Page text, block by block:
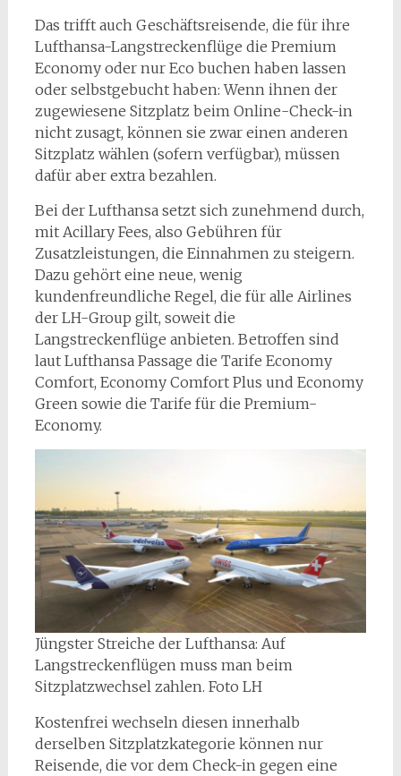
Das trifft auch Geschäftsreisende, die für ihre
Lufthansa-Langstreckenflüge die Premium
Economy oder nur Eco buchen haben lassen
oder selbstgebucht haben: Wenn ihnen der
zugewiesene Sitzplatz beim Online-Check-in
nicht zusagt, können sie zwar einen anderen
Sitzplatz wählen (sofern verfügbar), müssen
dafür aber extra bezahlen.
Bei der Lufthansa setzt sich zunehmend durch,
mit Acillary Fees, also Gebühren für
Zusatzleistungen, die Einnahmen zu steigern.
Dazu gehört eine neue, wenig
kundenfreundliche Regel, die für alle Airlines
der LH-Group gilt, soweit die
Langstreckenflüge anbieten. Betroffen sind
laut Lufthansa Passage die Tarife Economy
Comfort, Economy Comfort Plus und Economy
Green sowie die Tarife für die Premium-
Economy.
Jüngster Streiche der Lufthansa: Auf
Langstreckenflügen muss man beim
Sitzplatzwechsel zahlen. Foto LH
Kostenfrei wechseln diesen innerhalb
derselben Sitzplatzkategorie können nur
Reisende, die vor dem Check-in gegen eine